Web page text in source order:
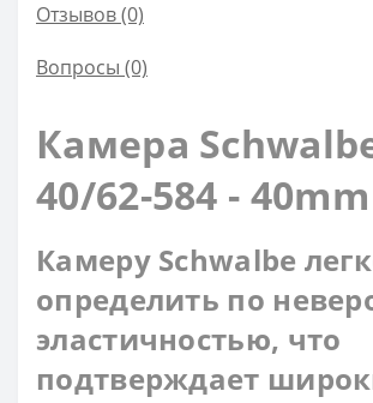
Отзывов (0)
Вопросы (0)
Камера
40/62-584 - 40mm
Камеру Schwalbe
определить по
эластичностью, что
подтверждает